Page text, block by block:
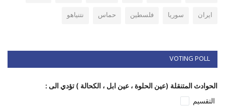
ايران
سوريا فلسطين حماس نتنياهو
VOTING POLL
الحوادث المتنقلة (عين الحلوة ، عين ابل ، الكحالة ) تؤدي الى :
التقسيم